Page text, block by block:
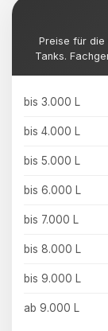
Preise für die
Tanks.
bis 3.000 L
bis 4.000 L
bis 5.000 L
bis 6.000 L
bis 7.000 L
bis 8.000 L
bis 9.000 L
ab 9.000 L